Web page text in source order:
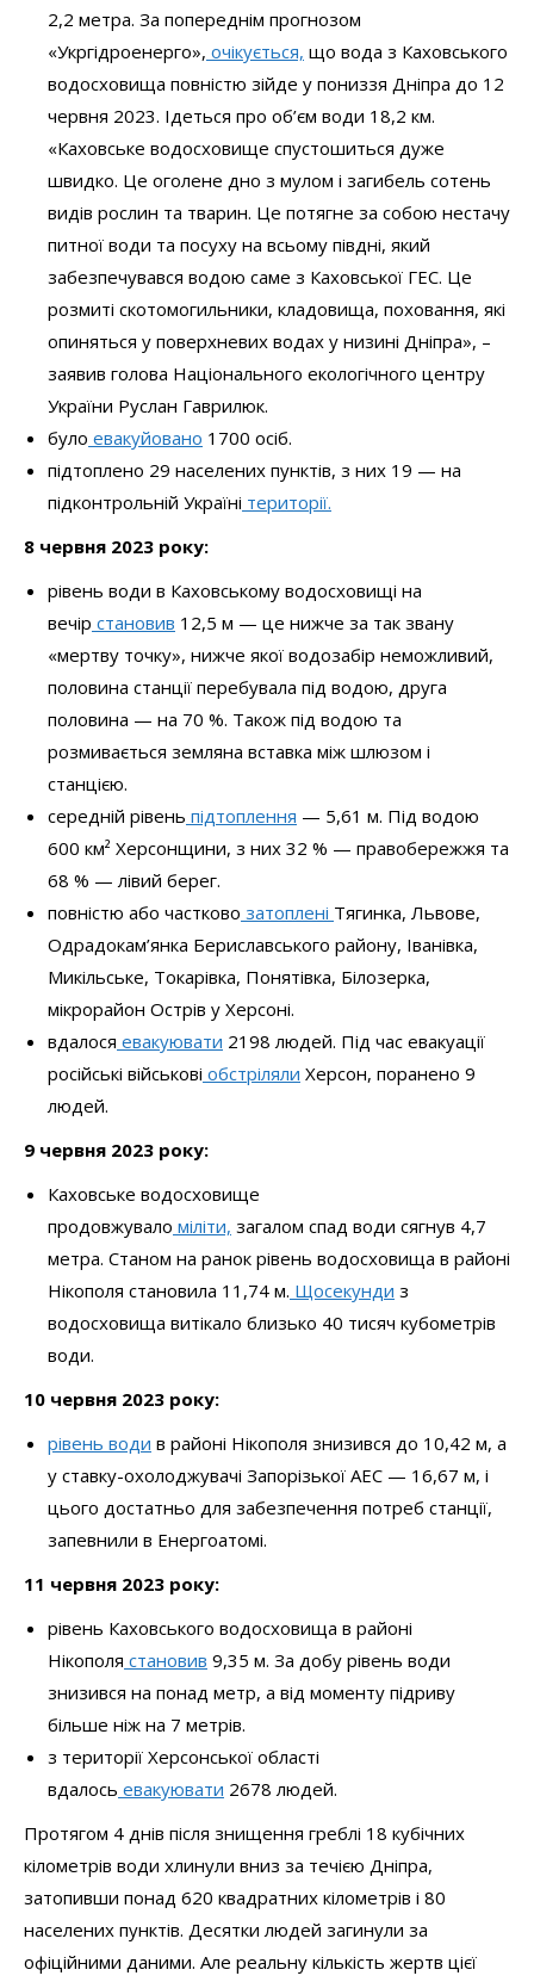
2,2 метра. За попереднім прогнозом
«Укргідроенерго», очікується, що вода з Каховського
водосховища повністю зійде у пониззя Дніпра до 12
червня 2023. Ідеться про об’єм води 18,2 км.
«Каховське водосховище спустошиться дуже
швидко. Це оголене дно з мулом і загибель сотень
видів рослин та тварин. Це потягне за собою нестачу
питної води та посуху на всьому півдні, який
забезпечувався водою саме з Каховської ГЕС. Це
розмиті скотомогильники, кладовища, поховання, які
опиняться у поверхневих водах у низині Дніпра», –
заявив голова Національного екологічного центру
України Руслан Гаврилюк.
було евакуйовано 1700 осіб.
підтоплено 29 населених пунктів, з них 19 — на
підконтрольній Україні території.
8 червня 2023 року:
рівень води в Каховському водосховищі на
вечір становив 12,5 м — це нижче за так звану
«мертву точку», нижче якої водозабір неможливий,
половина станції перебувала під водою, друга
половина — на 70 %. Також під водою та
розмивається земляна вставка між шлюзом і
станцією.
середній рівень підтоплення — 5,61 м. Під водою
600 км² Херсонщини, з них 32 % — правобережжя та
68 % — лівий берег.
повністю або частково затоплені Тягинка, Львове,
Одрадокам’янка Бериславського району, Іванівка,
Микільське, Токарівка, Понятівка, Білозерка,
мікрорайон Острів у Херсоні.
вдалося евакуювати 2198 людей. Під час евакуації
російські військові обстріляли Херсон, поранено 9
людей.
9 червня 2023 року:
Каховське водосховище
продовжувало міліти, загалом спад води сягнув 4,7
метра. Станом на ранок рівень водосховища в районі
Нікополя становила 11,74 м. Щосекунди з
водосховища витікало близько 40 тисяч кубометрів
води.
10 червня 2023 року:
рівень води в районі Нікополя знизився до 10,42 м, а
у ставку-охолоджувачі Запорізької АЕС — 16,67 м, і
цього достатньо для забезпечення потреб станції,
запевнили в Енергоатомі.
11 червня 2023 року:
рівень Каховського водосховища в районі
Нікополя становив 9,35 м. За добу рівень води
знизився на понад метр, а від моменту підриву
більше ніж на 7 метрів.
з території Херсонської області
вдалось евакуювати 2678 людей.
Протягом 4 днів після знищення греблі 18 кубічних
кілометрів води хлинули вниз за течією Дніпра,
затопивши понад 620 квадратних кілометрів і 80
населених пунктів. Десятки людей загинули за
офіційними даними. Але реальну кількість жертв цієї